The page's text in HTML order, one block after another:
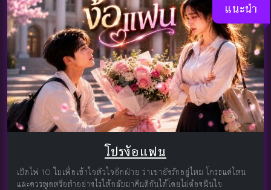
แนะนำ
โปรง้อแฟน
เปิดไพ่ 10 ใบเพื่อเข้าใจหัวใจอีกฝ่าย ว่าเขายังรักอยู่ไหม โกรธแค่ไหน
และควรพูดหรือทำอย่างไรให้กลับมาคืนดีกันได้โดยไม่ต้องฝืนใจ